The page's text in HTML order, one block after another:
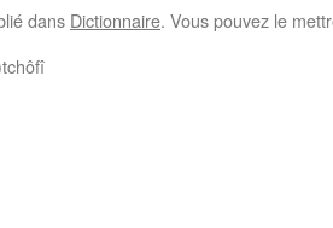
dans Dictionnaire. Vous pouvez le